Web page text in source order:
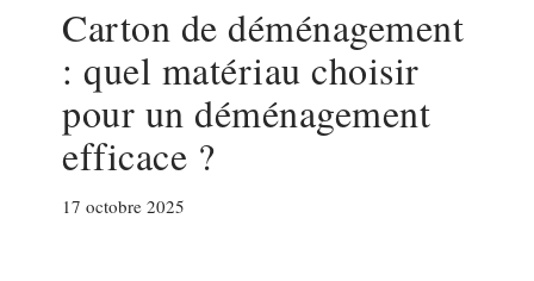
Carton de déménagement
: quel matériau choisir
pour un déménagement
efficace ?
17 octobre 2025